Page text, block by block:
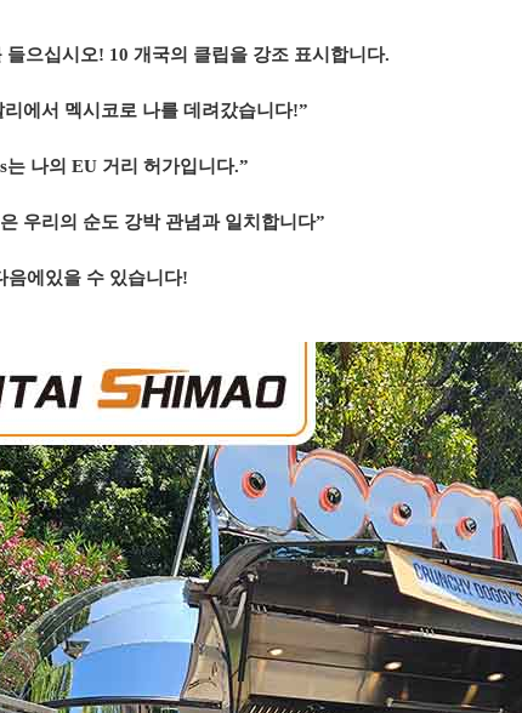
들으십시오! 10 개국의 클립을 강조 표시합니다.
에서 멕시코로 나를 데려갔습니다!”
나의 EU 거리 허가입니다.”
우리의 순도 강박 관념과 일치합니다”
음에있을 수 있습니다!